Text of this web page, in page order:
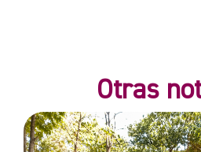
Otras